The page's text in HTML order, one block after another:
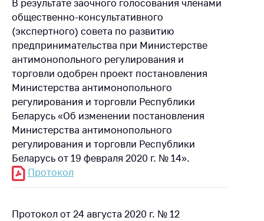
Белорусская
универсальная
товарная биржа
Общественная
жизнь
Идеологическая
работа
Официальные
геральдические
символы
5 лет МАРТ
Ценовая политика
В результате заочного голосования членами
общественно-консультативного
(экспертного) совета по развитию
предпринимательства при Министерстве
антимонопольного регулирования и
торговли одобрен проект постановления
Министерства антимонопольного
регулирования и торговли Республики
Беларусь «Об изменении постановления
Министерства антимонопольного
регулирования и торговли Республики
Беларусь от 19 февраля 2020 г. № 14».
Протокол
Протокол от 24 августа 2020 г. № 12